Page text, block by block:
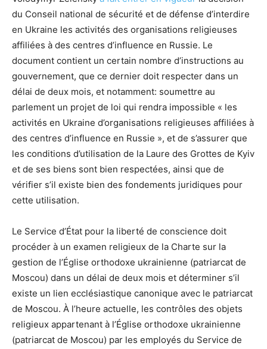
du Conseil national de sécurité et de défense d’interdire
en Ukraine les activités des organisations religieuses
affiliées à des centres d’influence en Russie. Le
document contient un certain nombre d’instructions au
gouvernement, que ce dernier doit respecter dans un
délai de deux mois, et notamment: soumettre au
parlement un projet de loi qui rendra impossible « les
activités en Ukraine d’organisations religieuses affiliées à
des centres d’influence en Russie », et de s’assurer que
les conditions d’utilisation de la Laure des Grottes de Kyiv
et de ses biens sont bien respectées, ainsi que de
vérifier s’il existe bien des fondements juridiques pour
cette utilisation.
Le Service d’État pour la liberté de conscience doit
procéder à un examen religieux de la Charte sur la
gestion de l’Église orthodoxe ukrainienne (patriarcat de
Moscou) dans un délai de deux mois et déterminer s’il
existe un lien ecclésiastique canonique avec le patriarcat
de Moscou. À l’heure actuelle, les contrôles des objets
religieux appartenant à l’Église orthodoxe ukrainienne
(patriarcat de Moscou) par les employés du Service de